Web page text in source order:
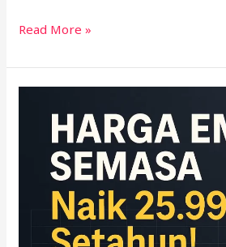
Read More »
SEMASA
25.99%
Setahun!